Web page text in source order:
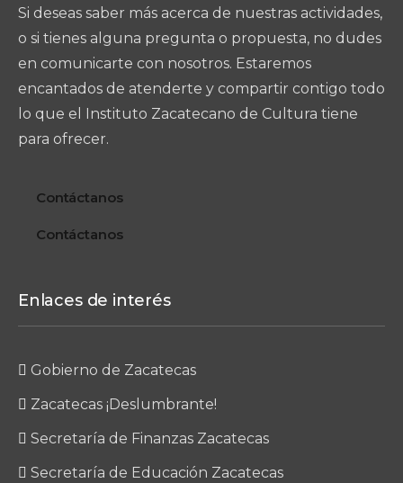
Si deseas saber más acerca de nuestras actividades,
o si tienes alguna pregunta o propuesta, no dudes
en comunicarte con nosotros. Estaremos
encantados de atenderte y compartir contigo todo
lo que el Instituto Zacatecano de Cultura tiene
para ofrecer.
Contáctanos
Contáctanos
Enlaces de interés
Gobierno de Zacatecas
Zacatecas ¡Deslumbrante!
Secretaría de Finanzas Zacatecas
Secretaría de Educación Zacatecas